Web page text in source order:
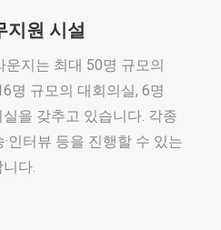
지원 시설
운지는 최대 50명 규모의
명 규모의 대회의실, 6명
을 갖추고 있습니다. 각종
·인터뷰 등을 진행할 수 있는
다.